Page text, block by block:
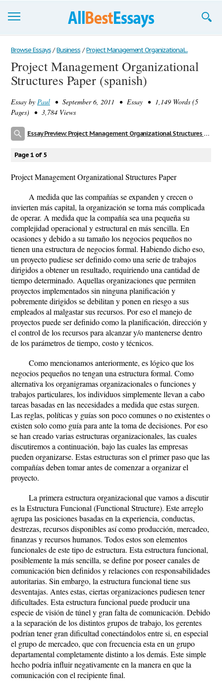
Browse Essays
Join now!
Support
Browse Essays / Business / Project Management Organizational...
Project Management Organizational
Structures Paper (spanish)
Essay by Paul • September 6, 2011 • Essay • 1,149 Words (5
Pages) • 3,784 Views
Essay Preview: Project Management Organizational Structures Paper (spanish)
Page 1 of 5
Project Management Organizational Structures Paper
A medida que las compañías se expanden y crecen o
invierten más capital, la organización se torna más complicada
de operar. A medida que la compañía sea una pequeña su
complejidad operacional y estructural en más sencilla. En
ocasiones y debido a su tamaño los negocios pequeños no
tienen una estructura de negocios formal. Habiendo dicho eso,
un proyecto pudiese ser definido como una serie de trabajos
dirigidos a obtener un resultado, requiriendo una cantidad de
tiempo determinado. Aquellas organizaciones que permiten
proyectos implementados sin ninguna planificación y
pobremente dirigidos se debilitan y ponen en riesgo a sus
empleados al malgastar sus recursos. Por eso el manejo de
proyectos puede ser definido como la planificación, dirección y
el control de los recursos para alcanzar y/o mantenerse dentro
de los parámetros de tiempo, costo y técnicos.
Como mencionamos anteriormente, es lógico que los
negocios pequeños no tengan una estructura formal. Como
alternativa los organigramas organizacionales o funciones y
trabajos particulares, los individuos simplemente llevan a cabo
tareas basadas en las necesidades a medida que estas surgen.
Las reglas, políticas y guías son poco comunes o no existentes o
existen solo como guía para ante la toma de decisiones. Por eso
se han creado varias estructuras organizacionales, las cuales
discutiremos a continuación, bajo las cuales las empresas
pueden organizarse. Estas estructuras son el primer paso que las
compañías deben tomar antes de comenzar a organizar el
proyecto.
La primera estructura organizacional que vamos a discutir
es la Estructura Funcional (Functional Structure). Este arreglo
agrupa las posiciones basadas en la experiencia, conductas,
destrezas, recursos disponibles así como producción, mercadeo,
finanzas y recursos humanos. Todos estos son elementos
funcionales de este tipo de estructura. Esta estructura funcional,
posiblemente la más sencilla, se define por poseer canales de
comunicación bien definidos y relaciones con responsabilidades
autoritarias. Sin embargo, la estructura funcional tiene sus
desventajas. Antes estas, ciertas organizaciones pudiesen tener
dificultades. Esta estructura funcional puede producir una
especie de visión de túnel y gran falta de comunicación. Debido
a la separación de los distintos grupos de trabajo, los gerentes
podrían tener gran dificultad conectándolos entre si, en especial
el grupo de mercadeo, que con frecuencia esta en un grupo
departamental completamente distinto a los demás. Este simple
hecho podría influir negativamente en la manera en que la
comunicación con el recipiente final.